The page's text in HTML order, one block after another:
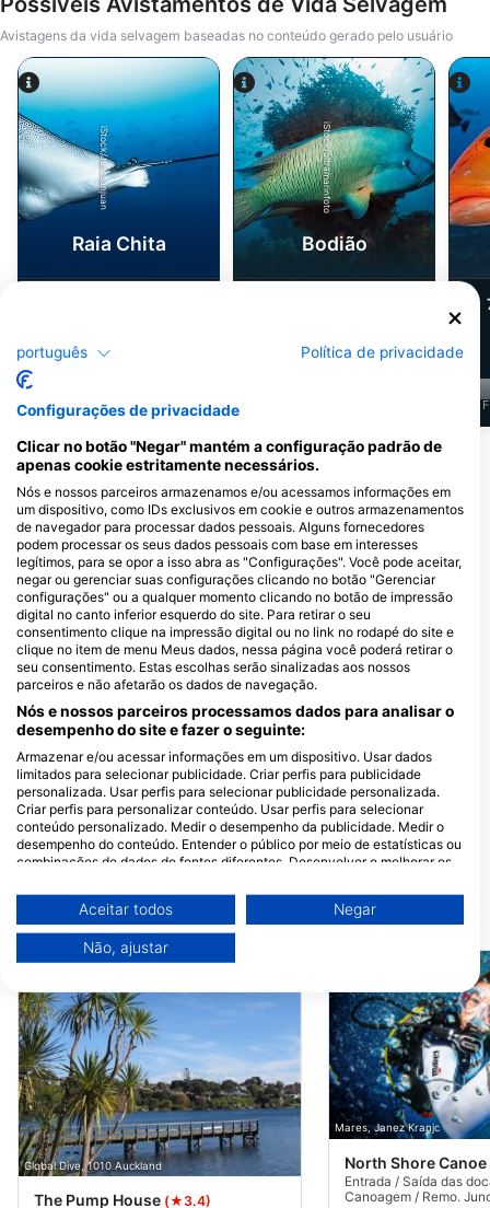
Avistagens da vida selvagem baseadas no conteúdo gerado pelo usuário
iStock/Juliosanjuan
Raia Chita
J F M A M J J A S O N D
iStock/ultramarinfoto
Bodião
F
Centros de Mergulho que atendem a
este Ponto de Mergulho
Global Dive
52 Remuera Road, 1050 Auckland,
Nova ZelÂndia
NEW ZEALAND DIVING
Unit 2, 9/23 Morrison Drive, 0910
Warkworth, Nova ZelÂndia
Performance Diver
74 Barrys Point Road, 0622
Auckland, Nova ZelÂndia
Locais de mergulho próximos
Global Dive, 1010 Auckland
The Pump House (★3.4)
Mares, Janez Kranjc
North Shore
Entrada / Saída das
Canoagem / Remo.
português Política de privacidade
Configurações de privacidade
Clicar no botão "Negar" mantém a configuração padrão de
apenas cookie estritamente necessários.
Nós e nossos parceiros armazenamos e/ou acessamos informações em
um dispositivo, como IDs exclusivos em cookie e outros armazenamentos
de navegador para processar dados pessoais. Alguns fornecedores
podem processar os seus dados pessoais com base em interesses
legítimos, para se opor a isso abra as "Configurações". Você pode aceitar,
negar ou gerenciar suas configurações clicando no botão "Gerenciar
configurações" ou a qualquer momento clicando no botão de impressão
digital no canto inferior esquerdo do site. Para retirar o seu
consentimento clique na impressão digital ou no link no rodapé do site e
clique no item de menu Meus dados, nessa página você poderá retirar o
seu consentimento. Estas escolhas serão sinalizadas aos nossos
parceiros e não afetarão os dados de navegação.
Nós e nossos parceiros processamos dados para analisar o
desempenho do site e fazer o seguinte:
Armazenar e/ou acessar informações em um dispositivo. Usar dados
limitados para selecionar publicidade. Criar perfis para publicidade
personalizada. Usar perfis para selecionar publicidade personalizada.
Criar perfis para personalizar conteúdo. Usar perfis para selecionar
conteúdo personalizado. Medir o desempenho da publicidade. Medir o
desempenho do conteúdo. Entender o público por meio de estatísticas ou
combinações de dados de fontes diferentes. Desenvolver e melhorar os
Você pode encontrar mais informações sobre o uso de dados pelo Google
aqui: https://business.safety.google/privacy/
Os dados podem ser partilhados fora da União Europeia e enviados para
este site/aplicativo.
Ver lista de parceiros (1 fornecedores IAB)
Utilizamos os seus dados para as seguintes finalidades:
Finalidades de processamento do IAB:
Armazenar e/ou acessar informações em um
dispositivo
Usar dados limitados para selecionar
publicidade
Aceitar todos Negar
Não, ajustar